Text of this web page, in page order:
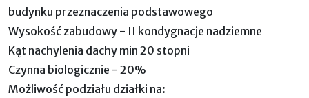
budynku przeznaczenia podstawowego
Wysokość zabudowy - II kondygnacje nadziemne
Kąt nachylenia dachy min 20 stopni
Czynna biologicznie - 20%
Możliwość podziału działki na: